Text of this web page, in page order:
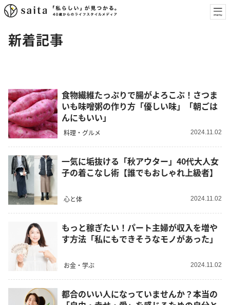
新着記事
食物繊維たっぷりで腸がよろこぶ！さつま
いも味噌粥の作り方「優しい味」「朝ごは
んにもいい」
料理・グルメ 2024.11.02
一気に垢抜ける「秋アウター」40代大人女
子の着こなし術【誰でもおしゃれ上級者】
心と体 2024.11.02
もっと稼ぎたい！パート主婦が収入を増や
す方法「私にもできそうなモノがあった」
お金・学ぶ 2024.11.02
都合のいい人になっていませんか？本当の